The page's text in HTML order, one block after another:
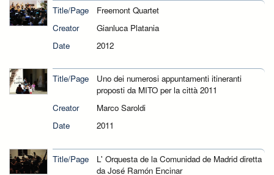
Title/Page
Freemont Quartet
Creator
Gianluca Platania
Date
2012
Title/Page
Uno dei numerosi appuntamenti itineranti
proposti da MITO per la città 2011
Creator
Marco Saroldi
Date
2011
Title/Page
L' Orquesta de la Comunidad de Madrid diretta
da José Ramón Encinar